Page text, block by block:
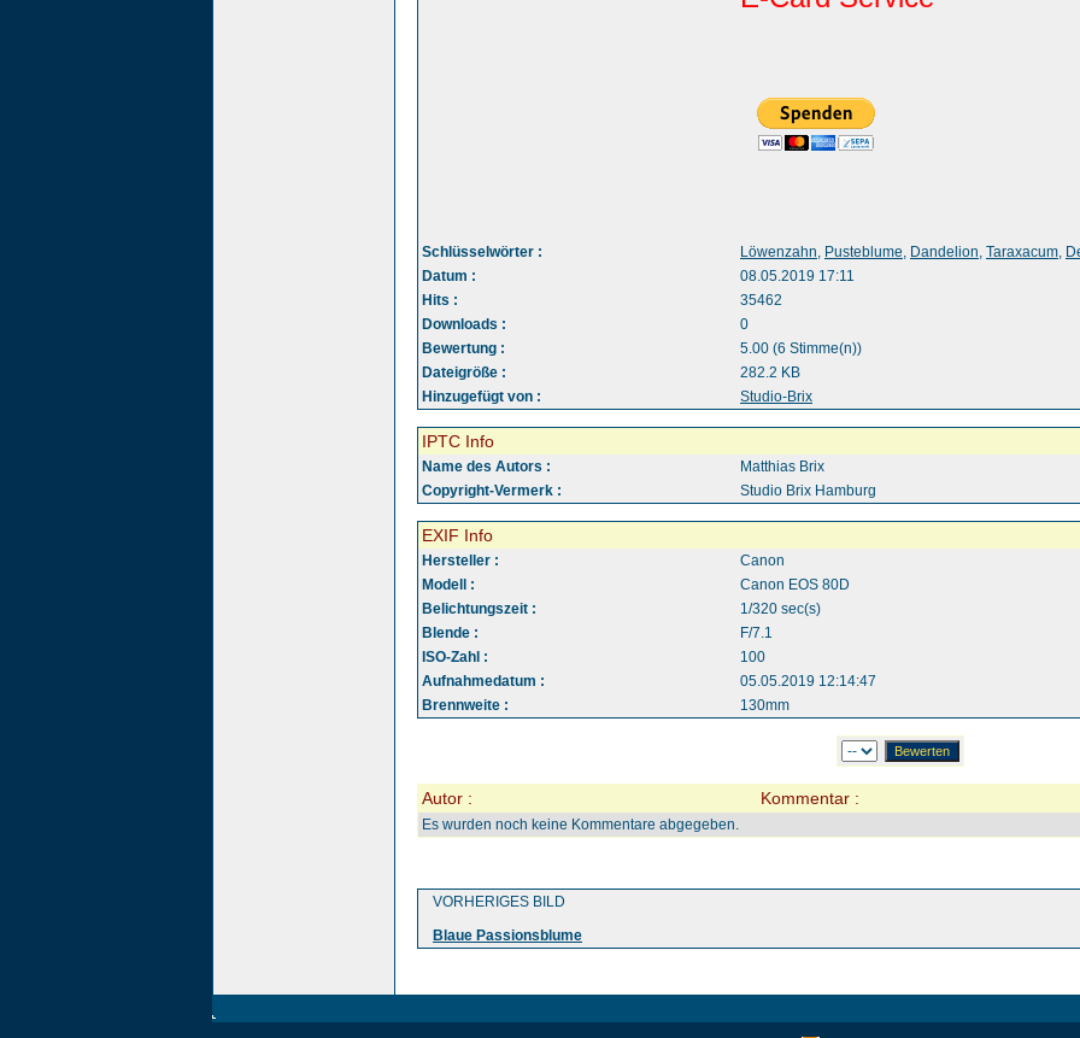
Schlüsselwörter : Löwenzahn, Pusteblume, Dandelion, Taraxacum,
Datum :
08.05.2019 17:11
Hits :
35462
Downloads :
0
Bewertung :
5.00 (6 Stimme(n))
Dateigröße :
282.2 KB
Hinzugefügt von :
Studio-Brix
IPTC Info
Name des Autors :
Matthias Brix
Copyright-Vermerk :
Studio Brix Hamburg
EXIF Info
Hersteller :
Canon
Modell :
Canon EOS 80D
Belichtungszeit :
1/320 sec(s)
Blende :
F/7.1
ISO-Zahl :
100
Aufnahmedatum :
05.05.2019 12:14:47
Brennweite :
130mm
Autor : Kommentar :
Es wurden noch keine Kommentare abgegeben.
VORHERIGES BILD
Blaue Passionsblume